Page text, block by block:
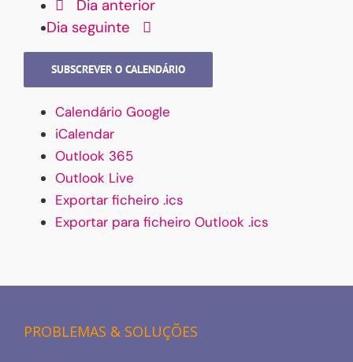
Dia anterior
Dia seguinte
SUBSCREVER O CALENDÁRIO
Calendário Google
iCalendar
Outlook 365
Outlook Live
Exportar ficheiro .ics
Exportar para ficheiro Outlook .ics
PROBLEMAS & SOLUÇÕES